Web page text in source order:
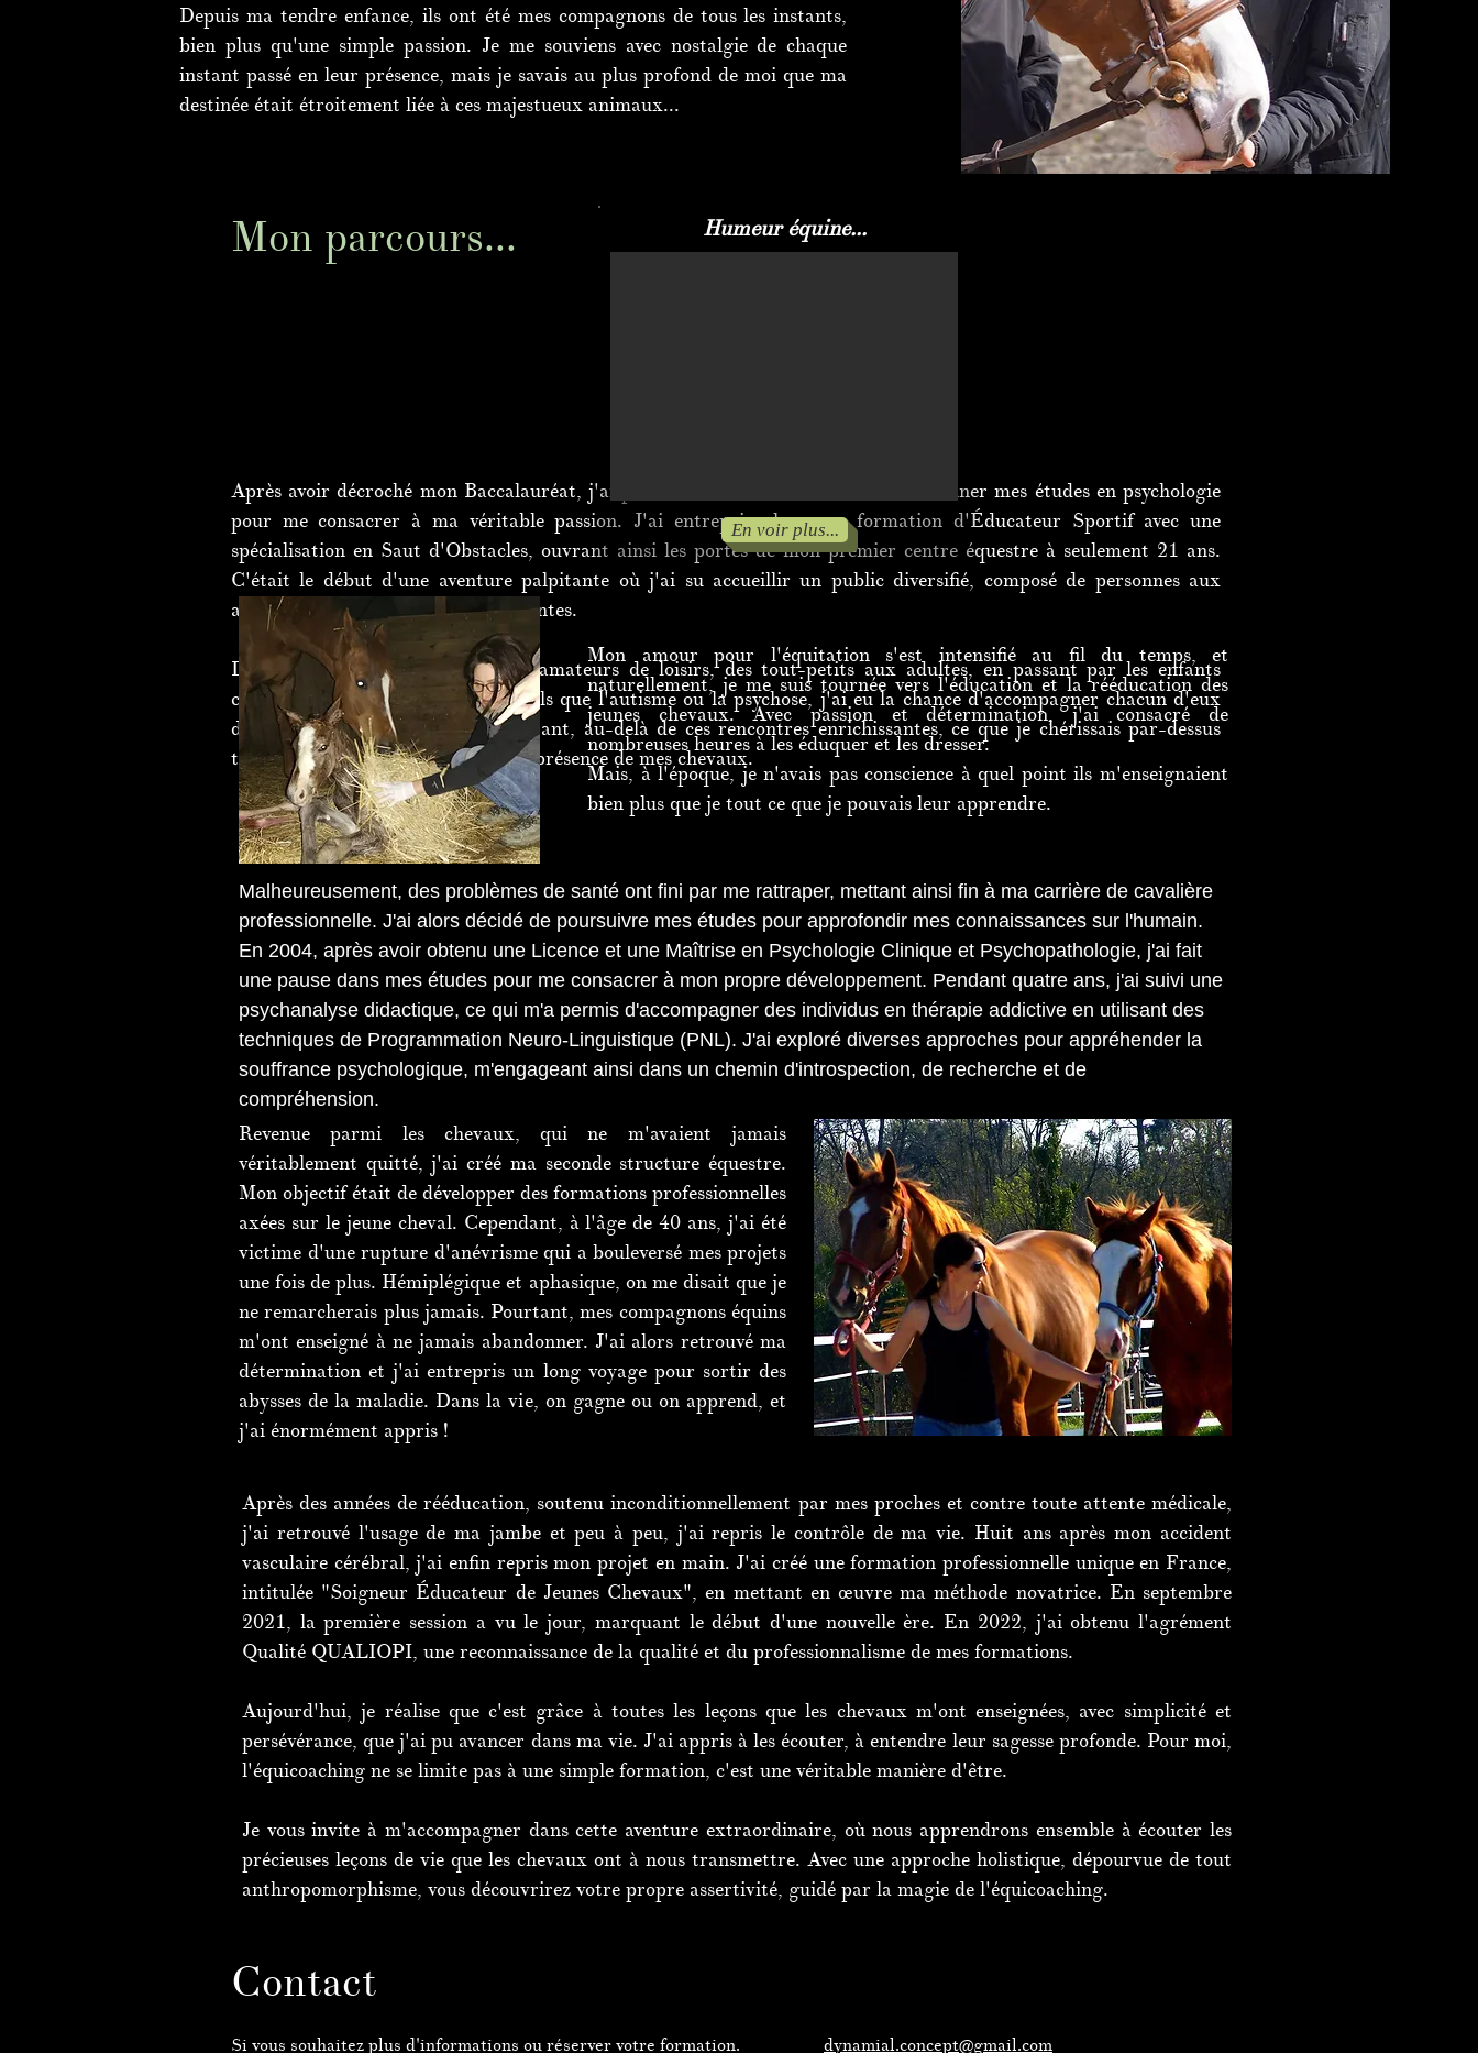
Depuis ma tendre enfance, ils ont été mes compagnons de tous les instants,
bien plus qu'une simple passion. Je me souviens avec nostalgie de chaque
instant passé en leur présence, mais je savais au plus profond de moi que ma
destinée était étroitement liée à ces majestueux animaux...
Mon parcours...
Après avoir décroché mon Baccalauréat, j'ai pris une décision audacieuse : abandonner mes études en psychologie
pour me consacrer à ma véritable passion. J'ai entrepris alors une formation d'Éducateur Sportif avec une
spécialisation en Saut d'Obstacles, ouvrant ainsi les portes de mon premier centre équestre à seulement 21 ans.
C'était le début d'une aventure palpitante où j'ai su accueillir un public diversifié, composé de personnes aux
ambitions et aux aspirations différentes.
Des cavaliers de compétition aux amateurs de loisirs, des tout-petits aux adultes, en passant par les enfants
confrontés à des défis psychiques tels que l'autisme ou la psychose, j'ai eu la chance d'accompagner chacun d'eux
dans leur parcours équestre. Pourtant, au-delà de ces rencontres enrichissantes, ce que je chérissais par-dessus
tout, c'était le simple fait d'être en présence de mes chevaux.
Mon amour pour l'équitation s'est intensifié au fil du temps, et
naturellement, je me suis tournée vers l'éducation et la rééducation des
jeunes chevaux. Avec passion et détermination, j'ai consacré de
nombreuses heures à les éduquer et les dresser.
Mais, à l'époque, je n'avais pas conscience à quel point ils m'enseignaient
bien plus que je tout ce que je pouvais leur apprendre.
Humeur équine...
En voir plus...
Malheureusement, des problèmes de santé ont fini par me rattraper, mettant ainsi fin à ma carrière de cavalière
professionnelle. J'ai alors décidé de poursuivre mes études pour approfondir mes connaissances sur l'humain.
En 2004, après avoir obtenu une Licence et une Maîtrise en Psychologie Clinique et Psychopathologie, j'ai fait
une pause dans mes études pour me consacrer à mon propre développement. Pendant quatre ans, j'ai suivi une
psychanalyse didactique, ce qui m'a permis d'accompagner des individus en thérapie addictive en utilisant des
techniques de Programmation Neuro-Linguistique (PNL). J'ai exploré diverses approches pour appréhender la
souffrance psychologique, m'engageant ainsi dans un chemin d'introspection, de recherche et de
compréhension.
Revenue parmi les chevaux, qui ne m'avaient jamais
véritablement quitté, j'ai créé ma seconde structure équestre.
Mon objectif était de développer des formations professionnelles
axées sur le jeune cheval. Cependant, à l'âge de 40 ans, j'ai été
victime d'une rupture d'anévrisme qui a bouleversé mes projets
une fois de plus. Hémiplégique et aphasique, on me disait que je
ne remarcherais plus jamais. Pourtant, mes compagnons équins
m'ont enseigné à ne jamais abandonner. J'ai alors retrouvé ma
détermination et j'ai entrepris un long voyage pour sortir des
abysses de la maladie. Dans la vie, on gagne ou on apprend, et
j'ai énormément appris !
Après des années de rééducation, soutenu inconditionnellement par mes proches et contre toute attente médicale,
j'ai retrouvé l'usage de ma jambe et peu à peu, j'ai repris le contrôle de ma vie. Huit ans après mon accident
vasculaire cérébral, j'ai enfin repris mon projet en main. J'ai créé une formation professionnelle unique en France,
intitulée "Soigneur Éducateur de Jeunes Chevaux", en mettant en œuvre ma méthode novatrice. En septembre
2021, la première session a vu le jour, marquant le début d'une nouvelle ère. En 2022, j'ai obtenu l'agrément
Qualité QUALIOPI, une reconnaissance de la qualité et du professionnalisme de mes formations.
Aujourd'hui, je réalise que c'est grâce à toutes les leçons que les chevaux m'ont enseignées, avec simplicité et
persévérance, que j'ai pu avancer dans ma vie. J'ai appris à les écouter, à entendre leur sagesse profonde. Pour moi,
l'équicoaching ne se limite pas à une simple formation, c'est une véritable manière d'être.
Je vous invite à m'accompagner dans cette aventure extraordinaire, où nous apprendrons ensemble à écouter les
précieuses leçons de vie que les chevaux ont à nous transmettre. Avec une approche holistique, dépourvue de tout
anthropomorphisme, vous découvrirez votre propre assertivité, guidé par la magie de l'équicoaching.
Contact
Si vous souhaitez plus d'informations ou réserver votre formation. dynamial.concept@gmail.com